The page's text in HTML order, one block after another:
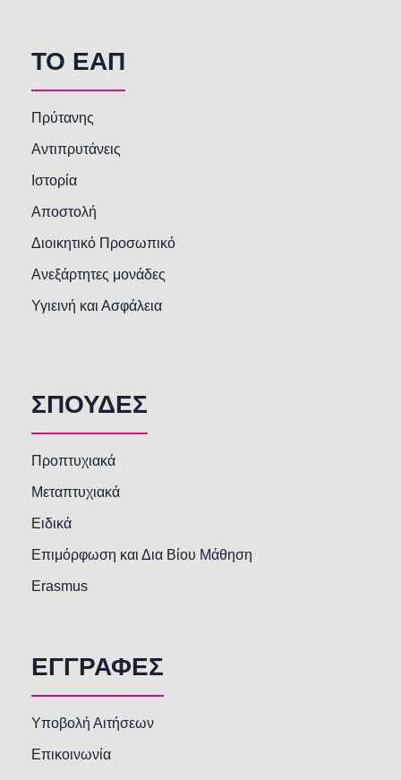
TO EAΠ
Πρύτανης
Αντιπρυτάνεις
Ιστορία
Αποστολή
Διοικητικό Προσωπικό
Ανεξάρτητες μονάδες
Υγιεινή και Ασφάλεια
ΣΠΟΥΔΕΣ
Προπτυχιακά
Μεταπτυχιακά
Ειδικά
Επιμόρφωση και Δια Βίου Μάθηση
Erasmus
ΕΓΓΡΑΦΕΣ
Υποβολή Αιτήσεων
Επικοινωνία